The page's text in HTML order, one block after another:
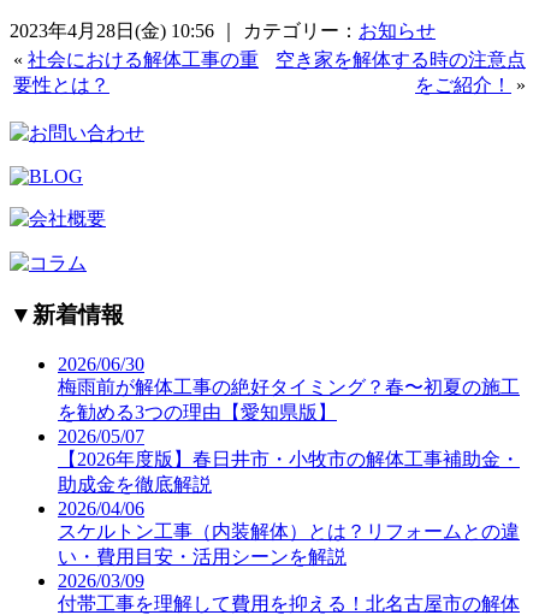
2023年4月28日(金) 10:56 ｜ カテゴリー： お知らせ
« 社会における解体工事の重
要性とは？
空き家を解体する時の注意点
をご紹介！
»
▼ 新着情報
2026/06/30
梅雨前が解体工事の絶好タイミング？春〜初夏の施工
を勧める3つの理由【愛知県版】
2026/05/07
【2026年度版】春日井市・小牧市の解体工事補助金・
助成金を徹底解説
2026/04/06
スケルトン工事（内装解体）とは？リフォームとの違
い・費用目安・活用シーンを解説
2026/03/09
付帯工事を理解して費用を抑える！北名古屋市の解体